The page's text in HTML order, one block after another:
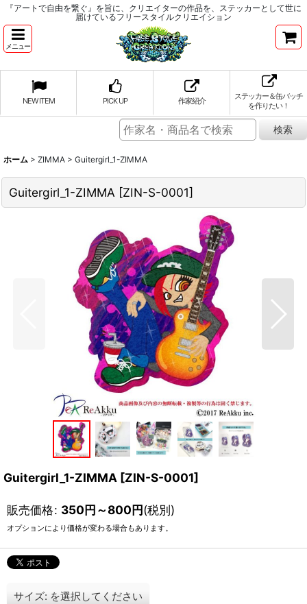
『アートで自由を繋ぐ』を旨に、クリエイターの作品を、ステッカーとして世に
届けているフリースタイルクリエイション
メニュー
NEW ITEM PICK UP 作家紹介
ステッカー＆缶バッチ
を作りたい！
ホーム > ZIMMA > Guitergirl_1-ZIMMA
Guitergirl_1-ZIMMA [ZIN-S-0001]
Guitergirl_1-ZIMMA [ZIN-S-0001]
販売価格: 350円～800円(税別)
オプションにより価格が変わる場合もあります。
サイズ: を選択してください